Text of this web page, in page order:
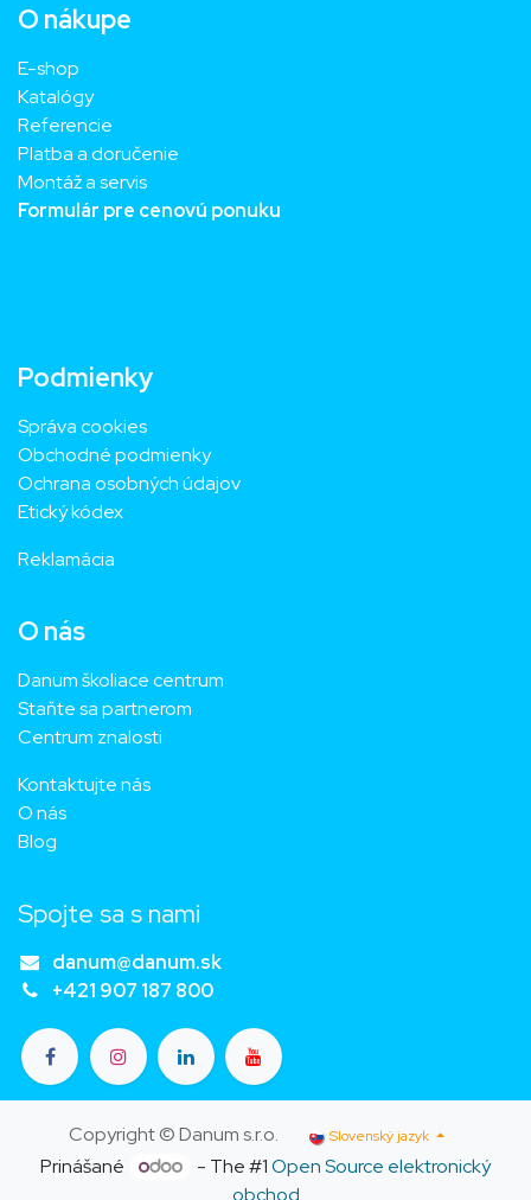
O nákupe
E-shop
Katalógy
Referencie
Platba a doručenie
Montáž a servis
Formulár pre cenovú ponuku
Podmienky
Správa cookies
Obchodné podmienky
Ochrana osobných údajov
Etický kódex
Reklamácia
O nás
Danum školiace centrum
Staňte sa partnerom
Centrum znalosti
Kontaktujte nás
O nás
Blog
Spojte sa s nami
danum@danum.sk
+421 907 187 800
Copyright © Danum s.r.o. Slovenský jazyk
Prinášané - The #1Open Source elektronický
obchod